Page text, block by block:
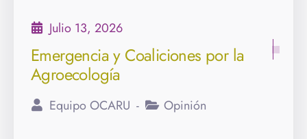
Julio 13, 2026
Emergencia y Coaliciones por la
Agroecología
Equipo OCARU Opinión